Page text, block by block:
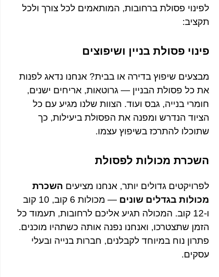
לפינוי פסולת ברחובות, המותאמים לכל צורך ולכל
תקציב:
פינוי פסולת בניין ושיפוצים
מבצעים שיפוץ בדירה או בבית? אנחנו נדאג לפנות
את כל פסולת הבניין — גרוטאות, אריחים ישנים,
חומרי בנייה, גבס ועוד. הצוות שלנו מגיע עם כל
הציוד הנדרש ומפנה את הפסולת ביעילות, כך
שתוכלו להתרכז בשיפוץ עצמו.
השכרת מכולות לפסולת
לפרויקטים גדולים יותר, אנחנו מציעים השכרת
מכולות בגדלים שונים
— מכולות 6 קוב, 10 קוב
ו-12 קוב. המכולה תגיע אליכם לרחובות, תעמוד כל
הזמן שתצטרכו, ואנחנו נפנה אותה כשתהיו מוכנים.
פתרון נוח במיוחד לקבלנים, חברות בנייה ובעלי
עסקים.